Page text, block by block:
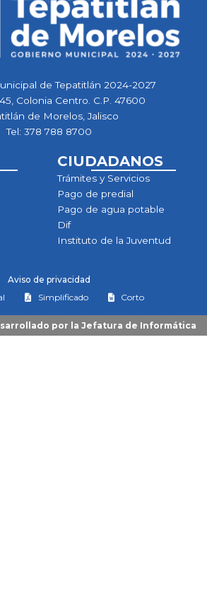
de Tepatitlán 2024-2027
Colonia Centro. C.P. 47600
de Morelos, Jalisco
Tel: 378 788 8700
CIUDADANOS
Trámites y Servicios
Pago de predial
Pago de agua potable
Dif
Instituto de la Juventud
Aviso de privacidad
Simplificado Corto
por la Jefatura de Informática